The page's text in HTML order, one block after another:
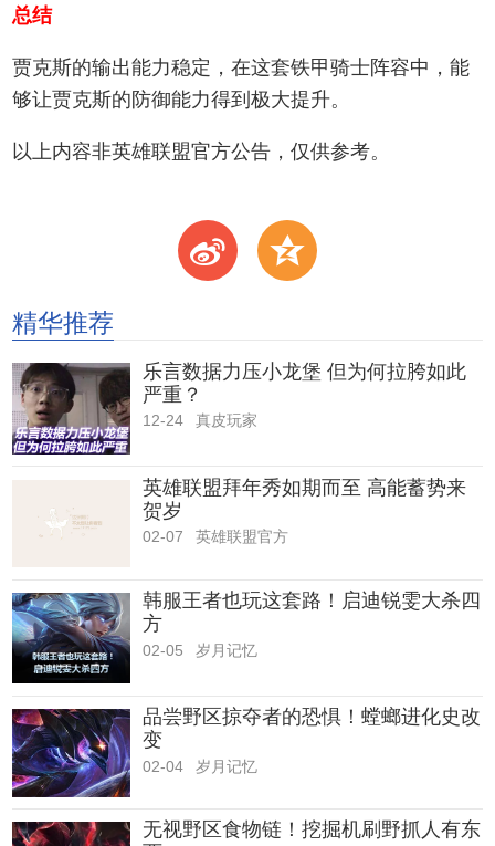
总结
贾克斯的输出能力稳定，在这套铁甲骑士阵容中，能
够让贾克斯的防御能力得到极大提升。
以上内容非英雄联盟官方公告，仅供参考。
t z
精华推荐
乐言数据力压小龙堡 但为何拉胯如此
严重？
12-24 真皮玩家
英雄联盟拜年秀如期而至 高能蓄势来
贺岁
02-07 英雄联盟官方
韩服王者也玩这套路！启迪锐雯大杀四
方
02-05 岁月记忆
品尝野区掠夺者的恐惧！螳螂进化史改
变
02-04 岁月记忆
无视野区食物链！挖掘机刷野抓人有东